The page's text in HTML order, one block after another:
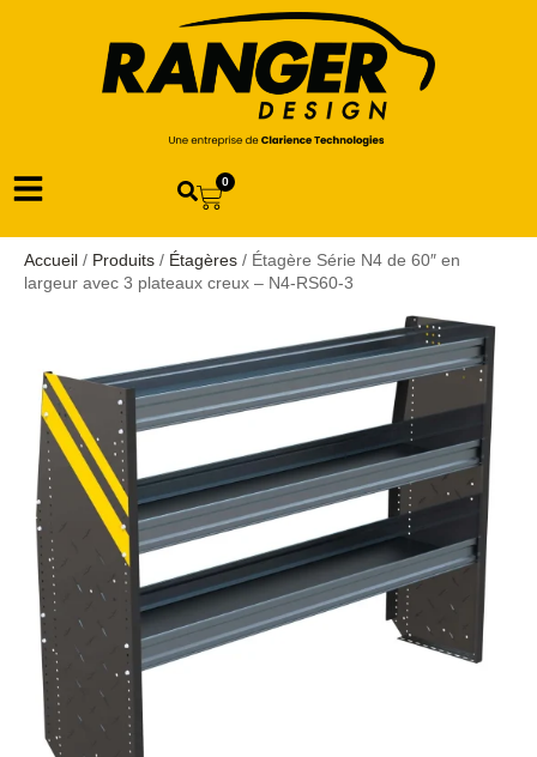
0
Accueil / Produits / Étagères / Étagère Série N4 de 60″ en
largeur avec 3 plateaux creux – N4-RS60-3